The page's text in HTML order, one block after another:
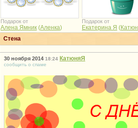
Подарок от
Алена Ямник (Аленка)
Подарок от
Екатерина Я (
Стена
30 ноября 2014 18:24 КатюняЯ
сообщить о спаме